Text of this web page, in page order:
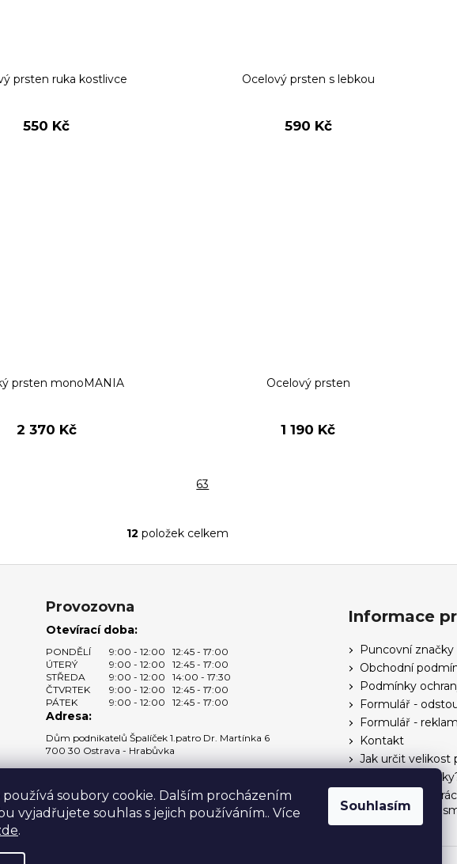
soubory cookie. Dalším procházením
vyjadřujete souhlas s jejich používáním.. Více
.
Souhlasím
prsten ruka kostlivce
550 Kč
Ocelový prsten s lebkou
590 Kč
prsten monoMANIA
2 370 Kč
Ocelový prsten
1 190 Kč
63
O
c
í
p
r
k
v
ý
p
i
12 položek celkem
Provozovna
Otevírací doba:
PONDĚLÍ 9:00 - 12:00
12:45 - 17:00
ÚTERÝ
9:00 - 12:00
12:45 - 17:00
STŘEDA
9:00 - 12:00
14:00 - 17:30
ČTVRTEK
9:00 - 12:00
12:45 - 17:00
PÁTEK
9:00 - 12:00 12:45 - 17:00
Adresa:
Dům podnikatelů Špalíček 1.patro Dr. Martínka 6
700 30 Ostrava - Hrabůvka
Informace
Puncovní značky
Obchodní
Podmínky
Formulář -
Formulář -
Kontakt
Jak určit velikost
Jak vybrat
Formulář pro
odstoupení od